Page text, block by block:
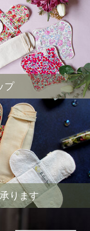
プ
ります